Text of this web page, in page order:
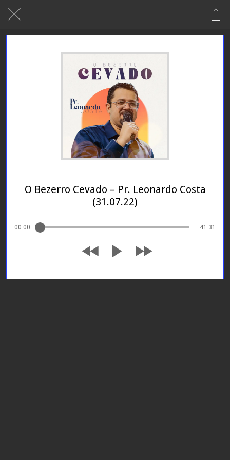
O Bezerro Cevado – Pr. Leonardo Costa
(31.07.22)
00:00 41:31